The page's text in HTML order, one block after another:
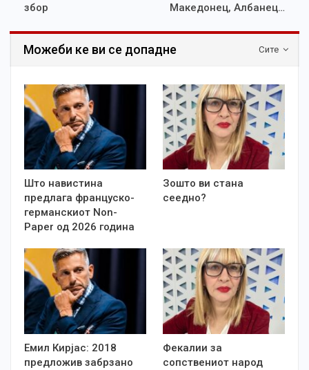
збор
Македонец, Албанец…
Сите
Можеби ке ви се допадне
Што навистина
предлага француско-
германскиот Non-
Paper од 2026 година
Зошто ви стана
сеедно?
Емил Кирјас: 2018
предложив забрзано
Фекалии за
сопствениот народ